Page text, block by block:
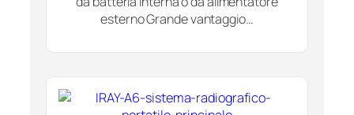
esterno Grande vantaggio…